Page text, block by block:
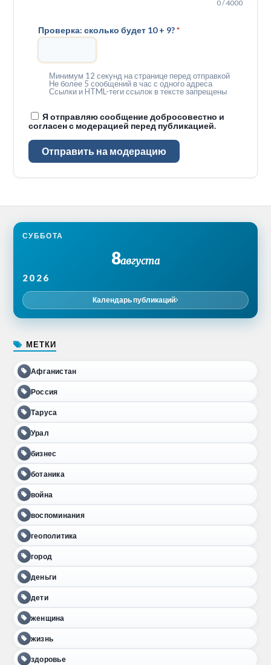
0 / 4000
Проверка: сколько будет 10 + 9?*
Минимум 12 секунд на странице перед отправкой
Не более 5 сообщений в час с одного адреса
Ссылки и HTML-теги ссылок в тексте запрещены
Я отправляю сообщение добросовестно и
согласен с модерацией перед публикацией.
Отправить на модерацию
СУББОТА
8августа
2026
Календарь публикаций
МЕТКИ
Афганистан
Россия
Таруса
Урал
бизнес
ботаника
война
воспоминания
геополитика
город
деньги
дети
женщина
жизнь
здоровье